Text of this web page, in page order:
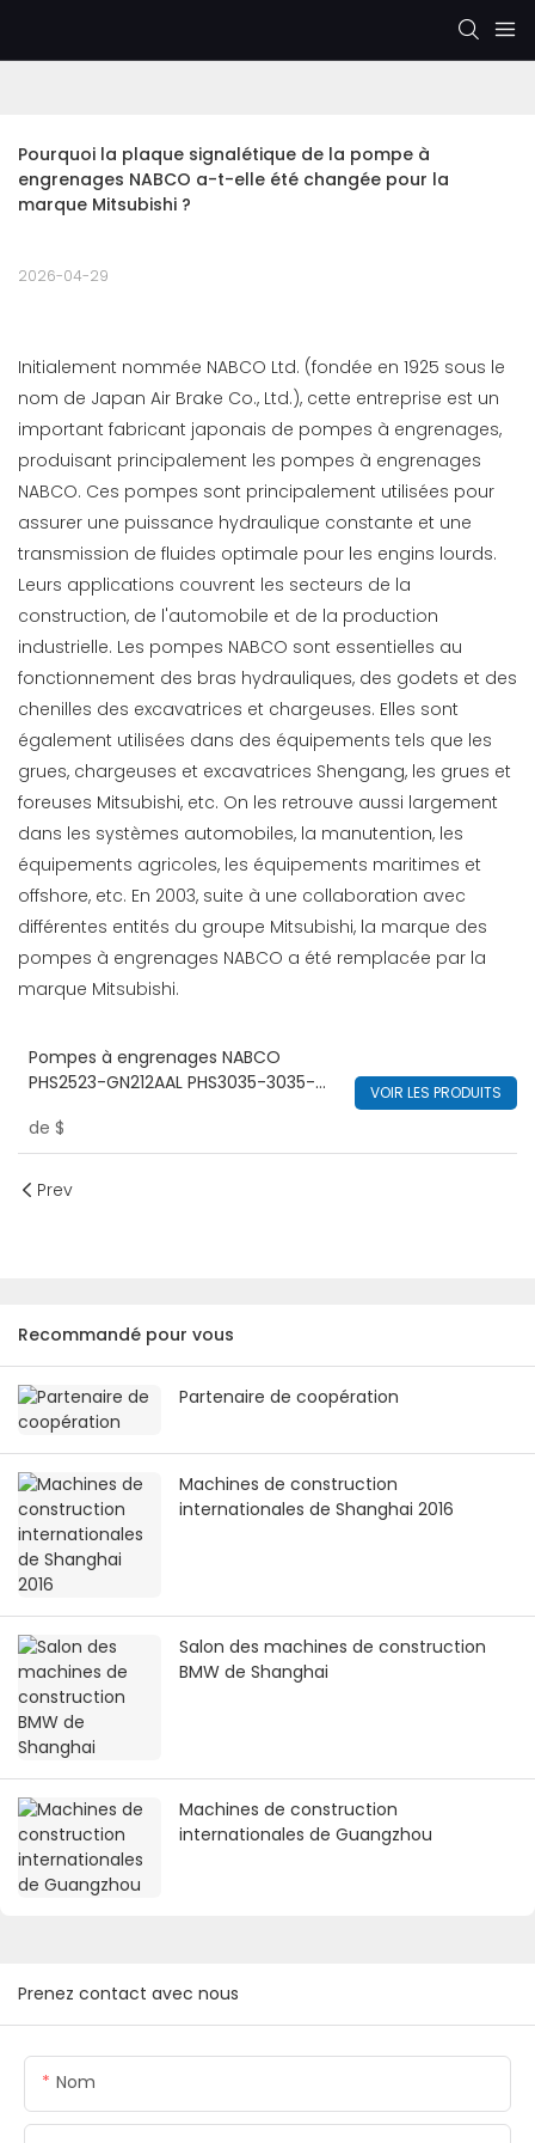
Pourquoi la plaque signalétique de la pompe à
engrenages NABCO a-t-elle été changée pour la
marque Mitsubishi ?
2026-04-29
Initialement nommée NABCO Ltd. (fondée en 1925 sous le
nom de Japan Air Brake Co., Ltd.), cette entreprise est un
important fabricant japonais de pompes à engrenages,
produisant principalement les pompes à engrenages
NABCO. Ces pompes sont principalement utilisées pour
assurer une puissance hydraulique constante et une
transmission de fluides optimale pour les engins lourds.
Leurs applications couvrent les secteurs de la
construction, de l'automobile et de la production
industrielle. Les pompes NABCO sont essentielles au
fonctionnement des bras hydrauliques, des godets et des
chenilles des excavatrices et chargeuses. Elles sont
également utilisées dans des équipements tels que les
grues, chargeuses et excavatrices Shengang, les grues et
foreuses Mitsubishi, etc. On les retrouve aussi largement
dans les systèmes automobiles, la manutention, les
équipements agricoles, les équipements maritimes et
offshore, etc. En 2003, suite à une collaboration avec
différentes entités du groupe Mitsubishi, la marque des
pompes à engrenages NABCO a été remplacée par la
marque Mitsubishi.
Pompes à engrenages NABCO
PHS2523-GN212AAL PHS3035-3035-
3034AGL PHS4120-3560ECL pour
Kobelco
de $
VOIR LES PRODUITS
Prev
Recommandé pour vous
Partenaire de coopération
Machines de construction
internationales de Shanghai 2016
Salon des machines de construction
BMW de Shanghai
Machines de construction
internationales de Guangzhou
Prenez contact avec nous
Nom